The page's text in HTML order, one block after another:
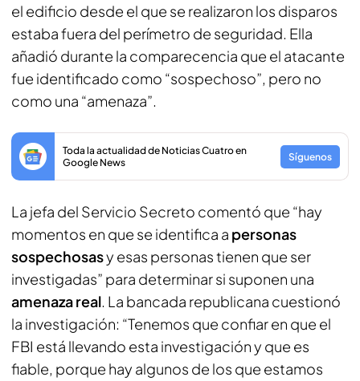
el edificio desde el que se realizaron los disparos
estaba fuera del perímetro de seguridad. Ella
añadió durante la comparecencia que el atacante
fue identificado como “sospechoso”, pero no
como una “amenaza”.
Toda la actualidad de Noticias Cuatro en
Google News
Síguenos
La jefa del Servicio Secreto comentó que “hay
momentos en que se identifica a personas
sospechosasy esas personas tienen que ser
investigadas” para determinar si suponen una
amenaza real. La bancada republicana cuestionó
la investigación: “Tenemos que confiar en que el
FBI está llevando esta investigación y que es
fiable, porque hay algunos de los que estamos